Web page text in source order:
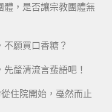
體，是否讓宗教團體無
願買口香糖？
釐清流言蜚語吧！
住院開始，戞然而止